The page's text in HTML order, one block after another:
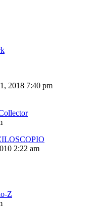
2018 7:40 pm
2:22 am
Z